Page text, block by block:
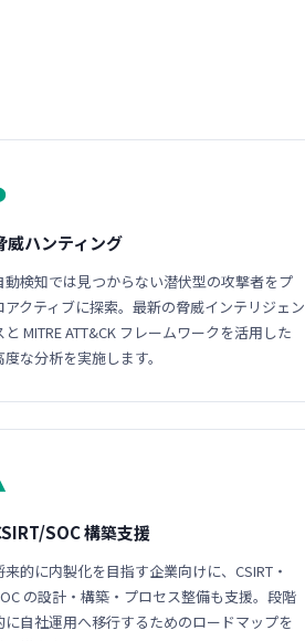
威ハンティング
動検知では見つからない潜伏型の攻撃者をプ
アクティブに探索。最新の脅威インテリジェン
と MITRE ATT&CK フレームワークを活用した
度な分析を実施します。
SOC 構築支援
来的に内製化を目指す企業向けに、CSIRT・
の設計・構築・プロセス整備も支援。段階
に自社運用へ移行するためのロードマップを